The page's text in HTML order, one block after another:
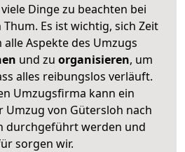
Dinge zu beachten bei
Es ist wichtig, sich Zeit
Aspekte des Umzugs
und zu organisieren, um
alles reibungslos verläuft.
Umzugsfirma kann ein
von Gütersloh nach
durchgeführt werden und
sorgen wir.